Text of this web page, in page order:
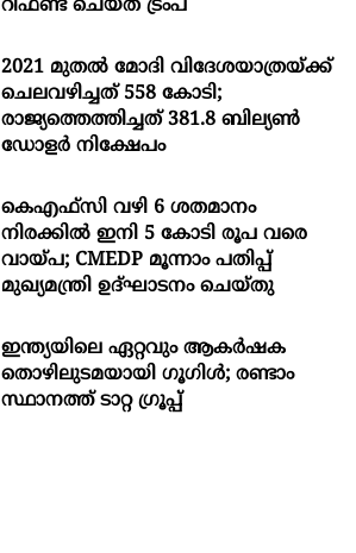
റീഫണ്ട് ചെയ്ത് ട്രംപ്
2021 മുതൽ മോദി വിദേശയാത്രയ്ക്ക്
ചെലവഴിച്ചത് 558 കോടി;
രാജ്യത്തെത്തിച്ചത് 381.8 ബില്യൺ
ഡോളർ നിക്ഷേപം
കെഎഫ്സി വഴി 6 ശതമാനം
നിരക്കിൽ ഇനി 5 കോടി രൂപ വരെ
വായ്പ; CMEDP മൂന്നാം പതിപ്പ്
മുഖ്യമന്ത്രി ഉദ്ഘാടനം ചെയ്തു
ഇന്ത്യയിലെ ഏറ്റവും ആകര്‍ഷക
തൊഴിലുടമയായി ഗൂഗിള്‍; രണ്ടാം
സ്ഥാനത്ത് ടാറ്റ ഗ്രൂപ്പ്